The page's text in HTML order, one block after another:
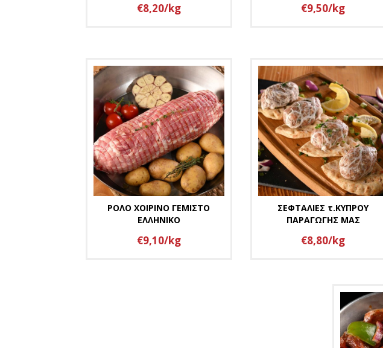
€8,20/kg €9,50/kg
ΡΟΛΟ ΧΟΙΡΙΝΟ ΓΕΜΙΣΤΟ
ΕΛΛΗΝΙΚΟ
€9,10/kg
ΣΕΦΤΑΛΙΕΣ τ.ΚΥΠΡΟΥ
ΠΑΡΑΓΩΓΗΣ ΜΑΣ
€8,80/kg